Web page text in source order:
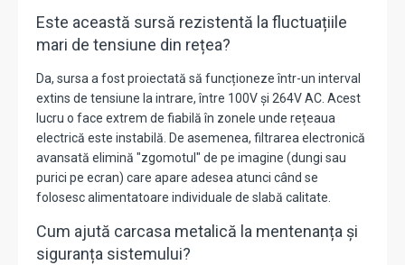
Este această sursă rezistentă la fluctuațiile
mari de tensiune din rețea?
Da, sursa a fost proiectată să funcționeze într-un interval
extins de tensiune la intrare, între 100V și 264V AC. Acest
lucru o face extrem de fiabilă în zonele unde rețeaua
electrică este instabilă. De asemenea, filtrarea electronică
avansată elimină "zgomotul" de pe imagine (dungi sau
purici pe ecran) care apare adesea atunci când se
folosesc alimentatoare individuale de slabă calitate.
Cum ajută carcasa metalică la mentenanța și
siguranța sistemului?